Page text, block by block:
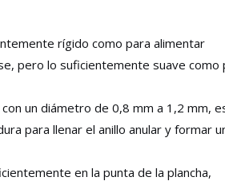
rígido como para alimentar
pero lo suficientemente suave como
un diámetro de 0,8 mm a 1,2 mm,
para llenar el anillo anular y formar
en la punta de la plancha,